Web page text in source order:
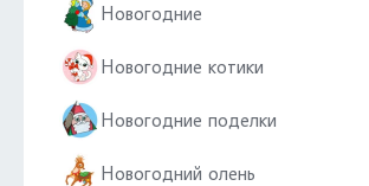
Новогодние
Новогодние котики
Новогодние поделки
Новогодний олень